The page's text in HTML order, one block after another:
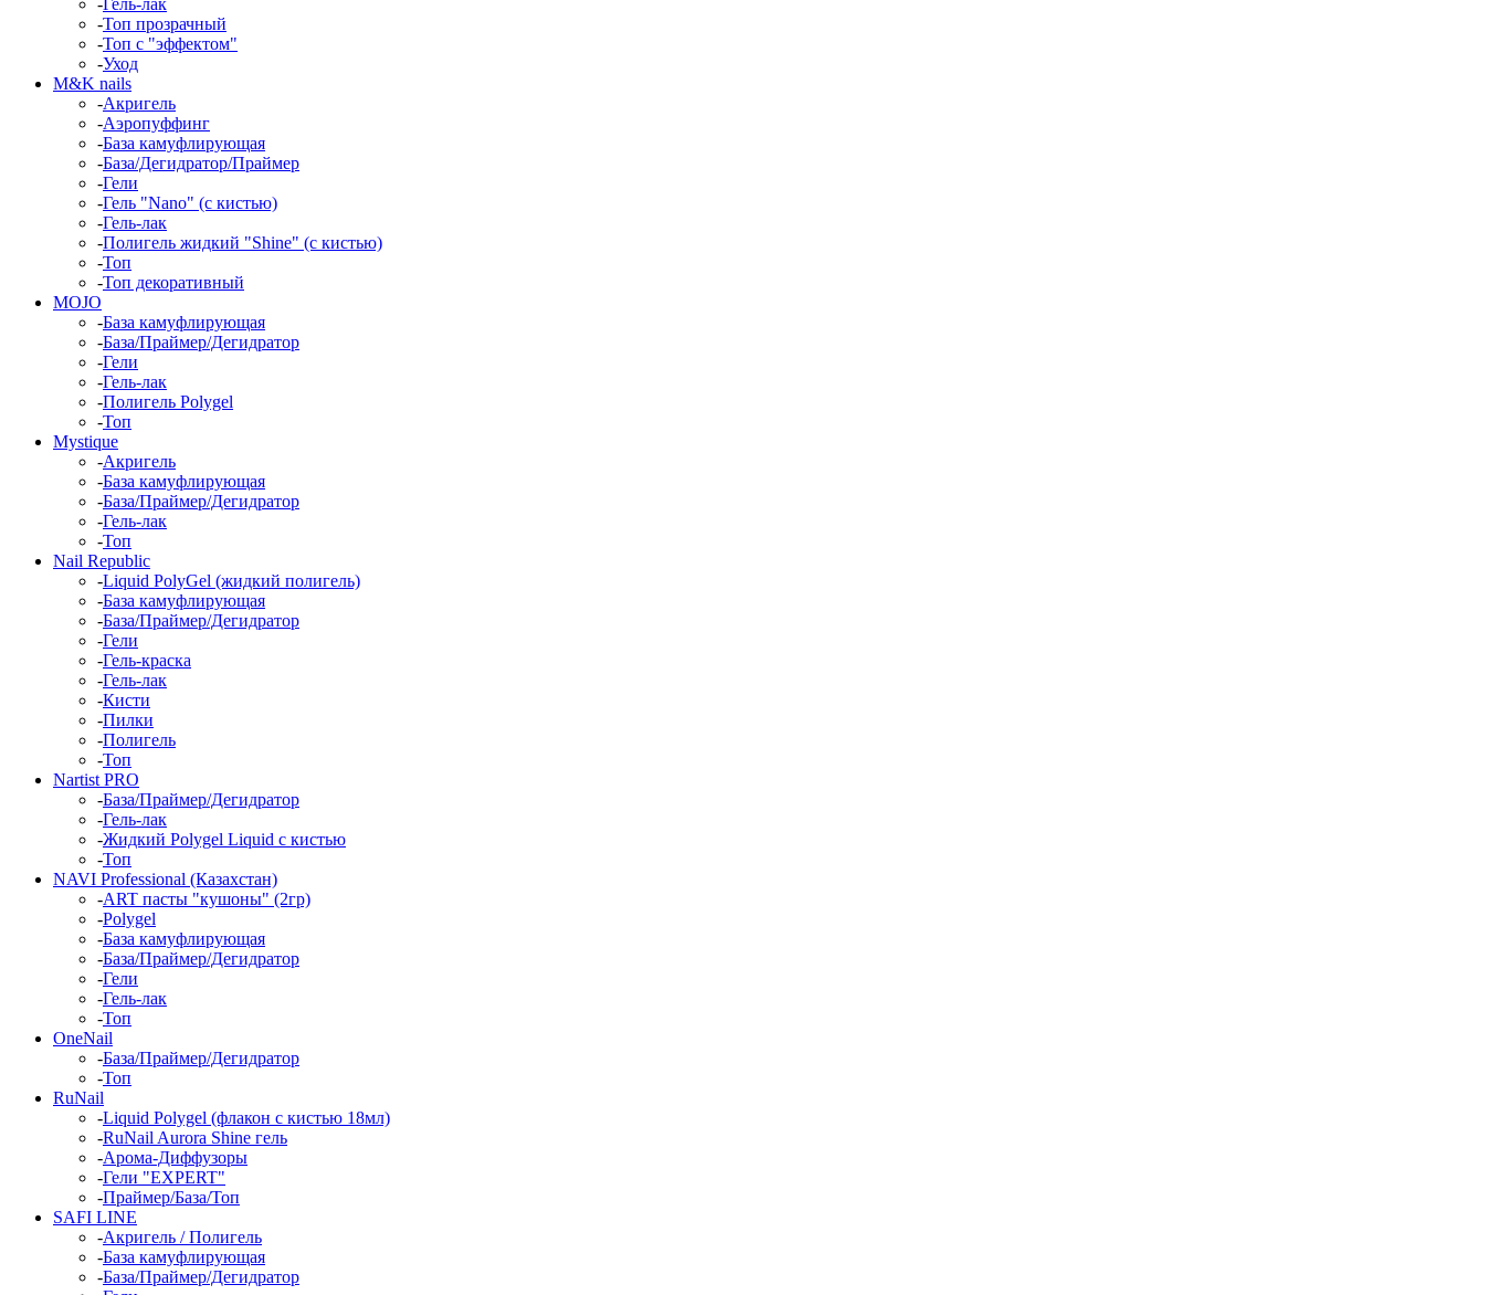
-Гель-лак
-Топ прозрачный
-Топ с "эффектом"
-Уход
M&K nails
-Акригель
-Аэропуффинг
-База камуфлирующая
-База/Дегидратор/Праймер
-Гели
-Гель "Nano" (с кистью)
-Гель-лак
-Полигель жидкий "Shine" (с кистью)
-Топ
-Топ декоративный
MOJO
-База камуфлирующая
-База/Праймер/Дегидратор
-Гели
-Гель-лак
-Полигель Polygel
-Топ
Mystique
-Акригель
-База камуфлирующая
-База/Праймер/Дегидратор
-Гель-лак
-Топ
Nail Republic
-Liquid PolyGel (жидкий полигель)
-База камуфлирующая
-База/Праймер/Дегидратор
-Гели
-Гель-краска
-Гель-лак
-Кисти
-Пилки
-Полигель
-Топ
Nartist PRO
-База/Праймер/Дегидратор
-Гель-лак
-Жидкий Polygel Liquid с кистью
-Топ
NAVI Professional (Казахстан)
-ART пасты "кушоны" (2гр)
-Polygel
-База камуфлирующая
-База/Праймер/Дегидратор
-Гели
-Гель-лак
-Топ
OneNail
-База/Праймер/Дегидратор
-Топ
RuNail
-Liquid Polygel (флакон с кистью 18мл)
-RuNail Aurora Shine гель
-Арома-Диффузоры
-Гели "EXPERT"
-Праймер/База/Топ
SAFI LINE
-Акригель / Полигель
-База камуфлирующая
-База/Праймер/Дегидратор